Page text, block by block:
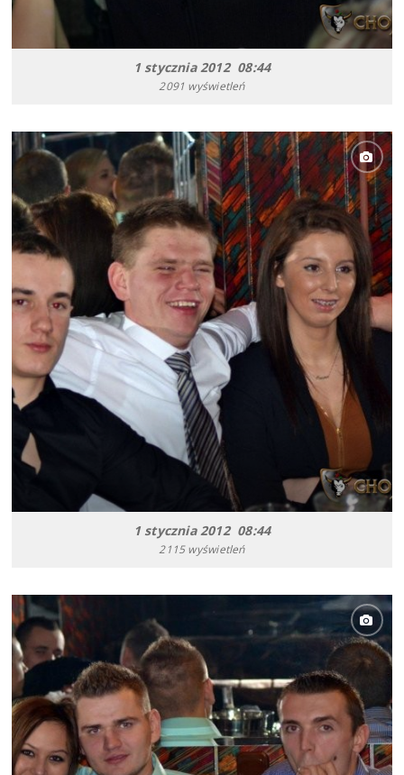
1 stycznia 2012 08:44
2091 wyświetleń
1 stycznia 2012 08:44
2115 wyświetleń